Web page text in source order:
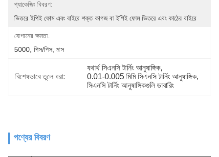
প্যাকেজিং বিবরণ:
ভিতরে ইপিই ফোম এবং বাইরে শক্ত কাগজ বা ইপিই ফোম ভিতরে এবং কাঠের বাইরে
যোগানের ক্ষমতা:
5000, পিস/পিস, মাস
বিশেষভাবে তুলে ধরা:
যথার্থ সিএনসি টার্নিং আনুষাঙ্গিক,
0.01-0.005 মিমি সিএনসি টার্নিং আনুষাঙ্গিক,
সিএনসি টার্নিং আনুষাঙ্গিকগুলি ডাবারিং
পণ্যের বিবরণ